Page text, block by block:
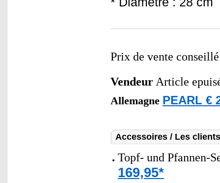
Prix de vente
Vendeur Article
Allemagne PEARL €
Accessoires / Les
Topf- und Pfannen-
169,95*